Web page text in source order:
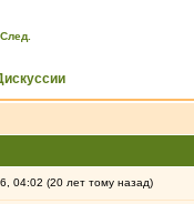
След.
04:02 (20 лет тому назад)